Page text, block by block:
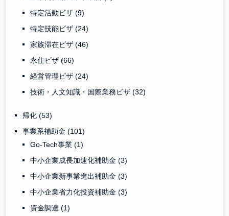
特定活動ビザ(9)
特定技能ビザ(24)
家族滞在ビザ(46)
永住ビザ(66)
経営管理ビザ(24)
技術・人文知識・国際業務ビザ(32)
帰化(53)
事業系補助金(101)
Go-Tech事業(1)
中小企業成長加速化補助金(3)
中小企業新事業進出補助金(3)
中小企業省力化投資補助金(3)
資金調達(1)